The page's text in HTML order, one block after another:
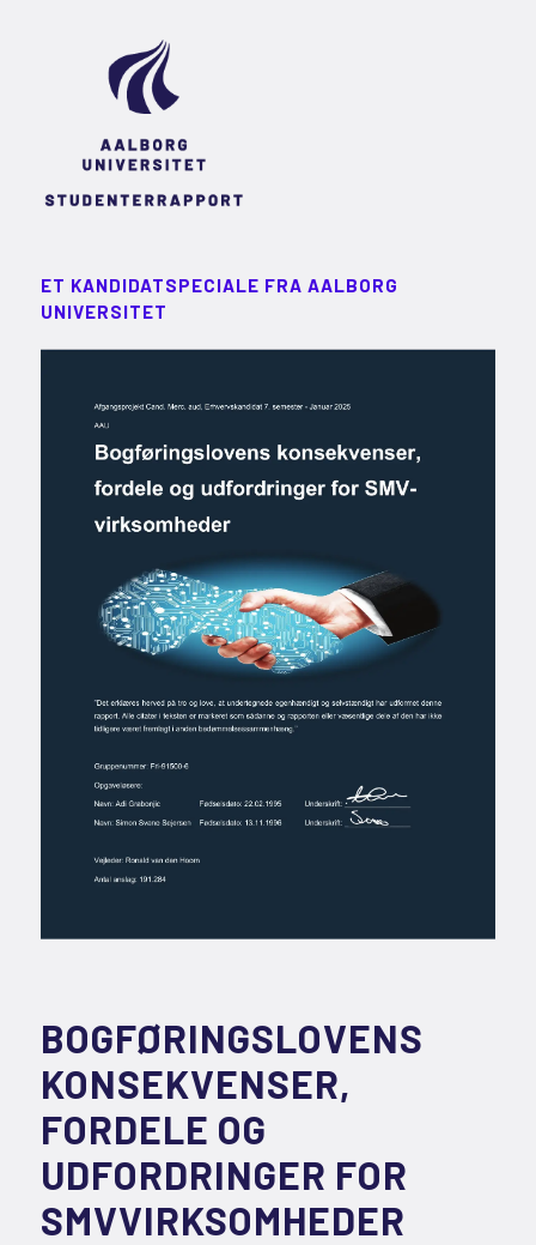
ET KANDIDATSPECIALE FRA AALBORG
UNIVERSITET
BOGFØRINGSLOVENS
KONSEKVENSER,
FORDELE OG
UDFORDRINGER FOR
SMVVIRKSOMHEDER